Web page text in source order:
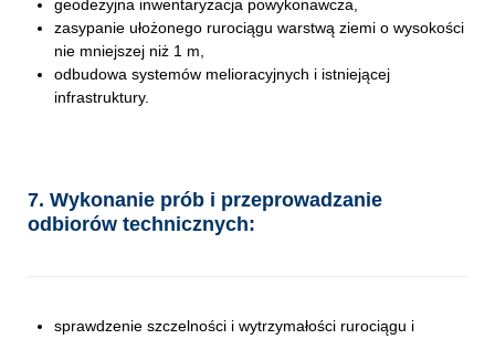
geodezyjna inwentaryzacja powykonawcza,
zasypanie ułożonego rurociągu warstwą ziemi o wysokości
nie mniejszej niż 1 m,
odbudowa systemów melioracyjnych i istniejącej
infrastruktury.
7. Wykonanie prób i przeprowadzanie
odbiorów technicznych:
sprawdzenie szczelności i wytrzymałości rurociągu i